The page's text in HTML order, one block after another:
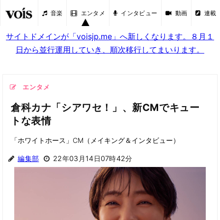
音楽 エンタメ インタビュー 動画 連載
サイトドメインが「voisjp.me」へ新しくなります。８月１
日から並行運用していき、順次移行してまいります。
エンタメ
倉科カナ「シアワセ！」、新CMでキュー
トな表情
「ホワイトホース」CM（メイキング＆インタビュー）
編集部 22年03月14日07時42分